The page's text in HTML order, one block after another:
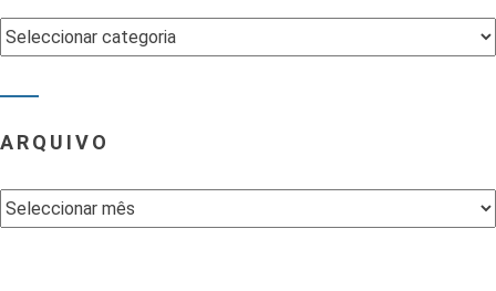
Categorias
ARQUIVO
Arquivo